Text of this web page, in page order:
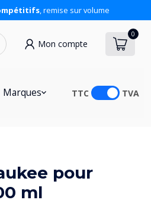
, remise sur volume
Mon compte
0
Marques TTC TVA
pour
ml